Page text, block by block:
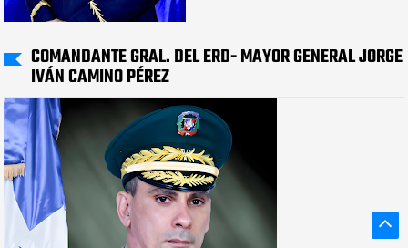
COMANDANTE GRAL. DEL ERD- MAYOR GENERAL JORGE
IVÁN CAMINO PÉREZ